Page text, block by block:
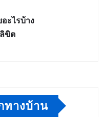
ะไรบ้าง
ขิต
ทางบ้าน